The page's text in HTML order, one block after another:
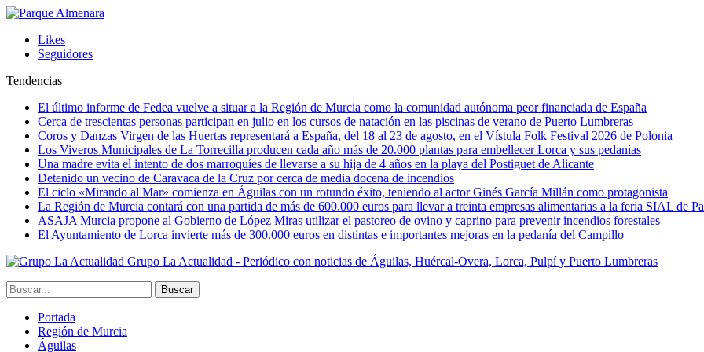
Likes
Seguidores
Tendencias
El último informe de Fedea vuelve a situar a la Región de Murcia como la comunidad autónoma peor financiada de España
Cerca de trescientas personas participan en julio en los cursos de natación en las piscinas de verano de Puerto Lumbreras
Coros y Danzas Virgen de las Huertas representará a España, del 18 al 23 de agosto, en el Vístula Folk Festival 2026 de Polonia
Los Viveros Municipales de La Torrecilla producen cada año más de 20.000 plantas para embellecer Lorca y sus pedanías
Una madre evita el intento de dos marroquíes de llevarse a su hija de 4 años en la playa del Postiguet de Alicante
Detenido un vecino de Caravaca de la Cruz por cerca de media docena de incendios
El ciclo «Mirando al Mar» comienza en Águilas con un rotundo éxito, teniendo al actor Ginés García Millán como protagonista
La Región de Murcia contará con una partida de más de 600.000 euros para llevar a treinta empresas alimentarias a la feria SIAL de
ASAJA Murcia propone al Gobierno de López Miras utilizar el pastoreo de ovino y caprino para prevenir incendios forestales
El Ayuntamiento de Lorca invierte más de 300.000 euros en distintas e importantes mejoras en la pedanía del Campillo
Grupo La Actualidad - Periódico con noticias de Águilas, Huércal-Overa, Lorca, Pulpí y Puerto Lumbreras
Portada
Región de Murcia
Águilas